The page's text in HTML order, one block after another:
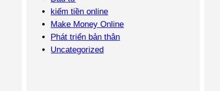
kiếm tiền online
Make Money Online
Phát triển bản thân
Uncategorized